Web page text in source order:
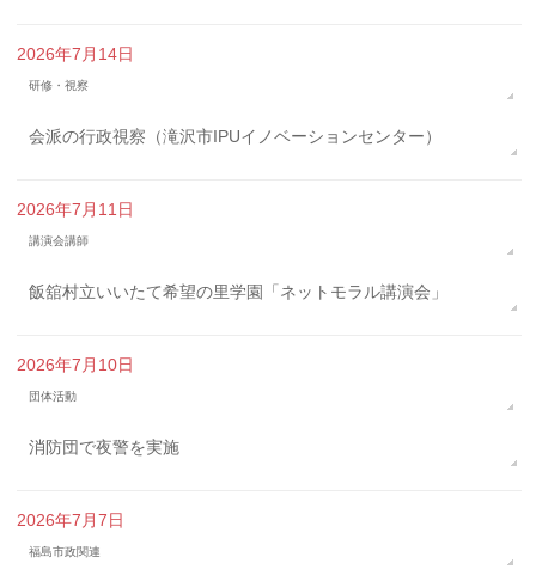
2026年7月14日
研修・視察
会派の行政視察（滝沢市IPUイノベーションセンター）
2026年7月11日
講演会講師
飯舘村立いいたて希望の里学園「ネットモラル講演会」
2026年7月10日
団体活動
消防団で夜警を実施
2026年7月7日
福島市政関連